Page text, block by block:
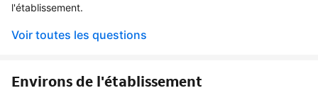
l'établissement.
Voir toutes les questions
Environs de l'établissement